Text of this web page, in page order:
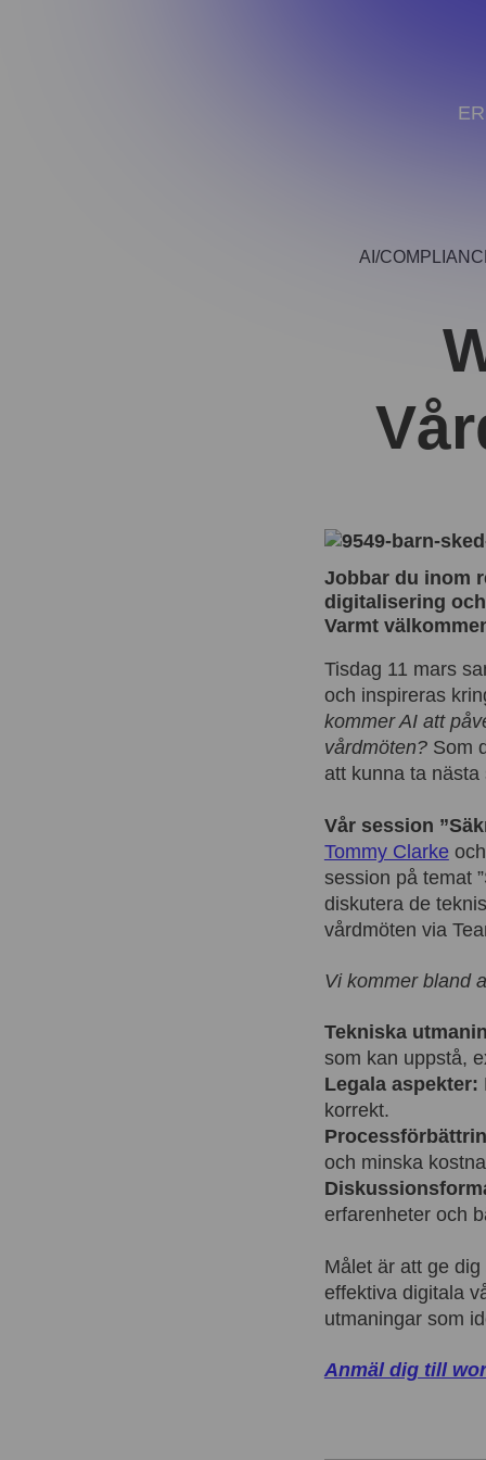
AI
Jobbar du inom
digitalisering
Varmt
Tisdag 11 mars
och inspireras
kommer AI att
vårdmöten?Som
att kunna ta nästa
Vår session
Tommy Clarkeoch
session på temat
diskutera de
vårdmöten via
Vi kommer bland
Tekniska
som kan uppstå,
Legala aspekter:
korrekt.
och minska
erfarenheter och
Målet är att ge
effektiva digitala
utmaningar som
Anmäl dig till